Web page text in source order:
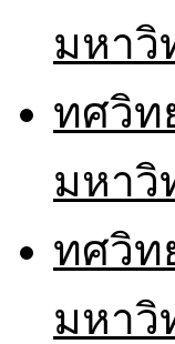
มหาวิ
ทศวิท
มหาวิ
ทศวิท
มหาวิ